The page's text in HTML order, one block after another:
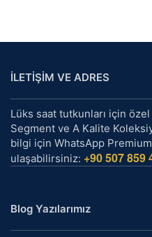
İLETİŞİM VE ADRES
Lüks saat tutkunları için
Segment ve A Kalite
bilgi için WhatsApp Premium
ulaşabilirsiniz: +90 507 859
Blog Yazılarımız